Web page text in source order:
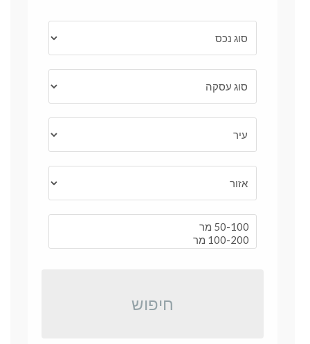
חיפוש